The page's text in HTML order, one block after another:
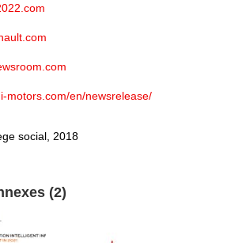
motors.com/en/newsrelease/
social, 2018
(2)